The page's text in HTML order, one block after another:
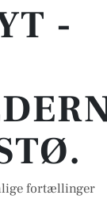
-
fortællinger